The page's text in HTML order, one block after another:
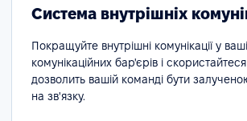
Система внутрішніх
Покращуйте внутрішні комунікації у
комунікаційних бар'єрів і
дозволить вашій команді бути
на зв'язку.